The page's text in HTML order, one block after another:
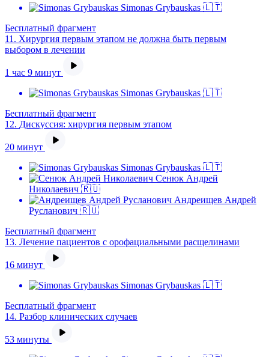
Simonas Grybauskas 🇱🇹
Бесплатный фрагмент
11. Хирургия первым этапом не должна быть первым
выбором в лечении
1 час 9 минут
Simonas Grybauskas 🇱🇹
Бесплатный фрагмент
12. Дискуссия: хирургия первым этапом
20 минут
Simonas Grybauskas 🇱🇹
Сенюк Андрей
Николаевич 🇷🇺
Андреищев Андрей
Русланович 🇷🇺
Бесплатный фрагмент
13. Лечение пациентов с орофациальными расщелинами
16 минут
Simonas Grybauskas 🇱🇹
Бесплатный фрагмент
14. Разбор клинических случаев
53 минуты